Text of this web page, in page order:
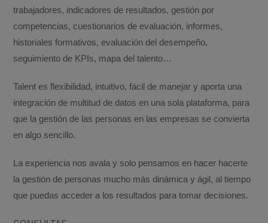
trabajadores, indicadores de resultados, gestión por
competencias, cuestionarios de evaluación, informes,
historiales formativos, evaluación del desempeño,
seguimiento de KPIs, mapa del talento…
Talent es flexibilidad, intuitivo, fácil de manejar y aporta una
integración de multitud de datos en una sola plataforma, para
que la gestión de las personas en las empresas se convierta
en algo sencillo.
La experiencia nos avala y solo pensamos en hacer hacerte
la gestión de personas mucho más dinámica y ágil, al tiempo
que puedas acceder a los resultados para tomar decisiones.